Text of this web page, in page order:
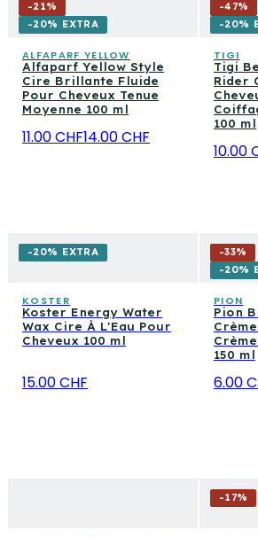
-21%
-20% EXTRA
ALFAPARF YELLOW
Alfaparf Yellow Style
Cire Brillante Fluide
Pour Cheveux Tenue
Moyenne 100 ml
11.00 CHF14.00 CHF
-47%
-20%
TIGI
Tigi
Rider
100 ml
10.00
-20% EXTRA
KOSTER
Koster Energy Water
Wax Cire À L'Eau Pour
Cheveux 100 ml
15.00 CHF
-33%
-20%
PION
Pion
150 ml
6.00
-17%